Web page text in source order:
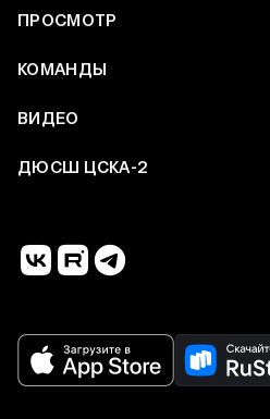
ПРОСМОТР
КОМАНДЫ
ВИДЕО
ДЮСШ ЦСКА-2